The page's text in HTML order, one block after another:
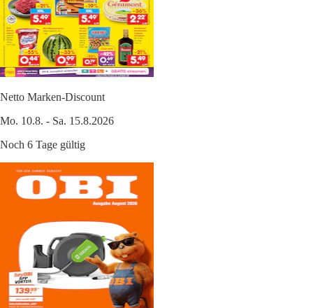
Netto Marken-Discount
Mo. 10.8. - Sa. 15.8.2026
Noch 6 Tage gültig